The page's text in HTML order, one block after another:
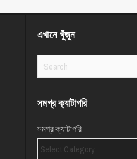
এখানে খুঁজুন
সমগ্র ক্যাটাগরি
সমগ্র ক্যাটাগরি